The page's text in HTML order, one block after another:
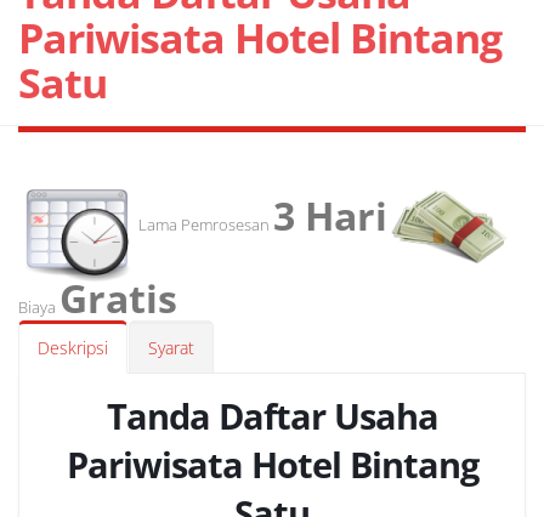
Pariwisata Hotel Bintang
Satu
Lama Pemrosesan 3 Hari
Biaya Gratis
Deskripsi Syarat
Tanda Daftar Usaha
Pariwisata Hotel Bintang